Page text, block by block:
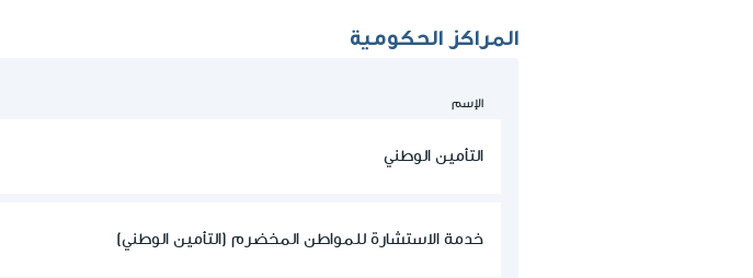
المراكز الحكومية
الإسم
التأمين الوطني
خدمة الاستشارة للمواطن المخضرم (التأمين الوطني)